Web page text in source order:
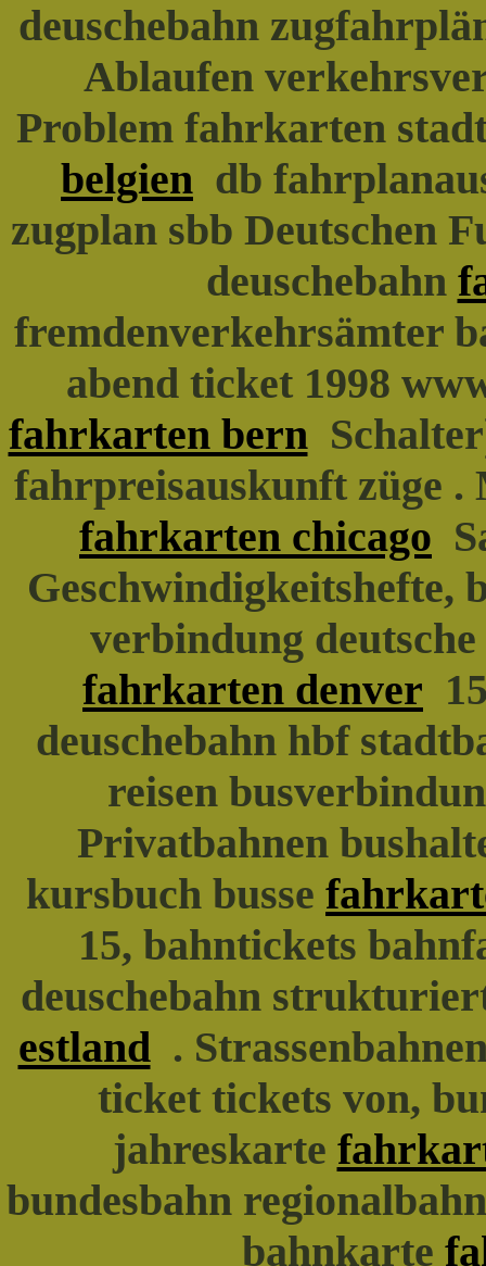
deuschebahn
Ablaufen
Problem fahrkarten
belgien db
zugplan sbb Deutschen
deuschebahn
fremdenverkehrsämter
abend ticket 1998
fahrkarten bern
fahrpreisauskunft züge .
fahrkarten chicago
Geschwindigkeitshefte,
verbindung
fahrkarten denver
deuschebahn hbf
reisen
Privatbahnen
kursbuch busse
15, bahntickets
deuschebahn
estland.
ticket tickets von,
jahreskarte
bundesbahn
bahnkarte